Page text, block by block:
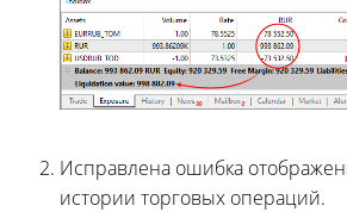
Исправлена ошибка
истории торговых операций.